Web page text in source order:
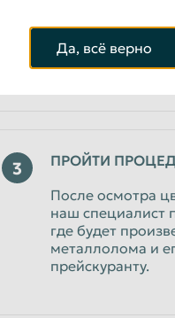
количестве.
расценки и
сдать в качестве
3
ПРОЙТИ
После осмотра
наш специалист
где будет
металлолома и
прейскуранту.
Да, всё верно